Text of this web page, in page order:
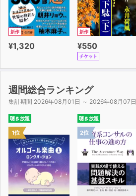
新作
¥1,320
新作
¥550
チケット
週間総合ランキング
集計期間 2026年08月01日 ～ 2026年08月07日
聴き放題
1位
聴き放題
2位